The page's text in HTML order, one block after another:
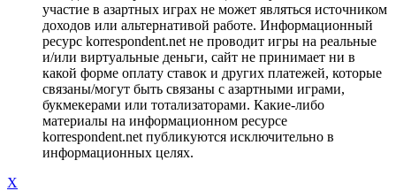
участие в азартных играх не может являться источником
доходов или альтернативой работе. Информационный
ресурс korrespondent.net не проводит игры на реальные
и/или виртуальные деньги, сайт не принимает ни в
какой форме оплату ставок и других платежей, которые
связаны/могут быть связаны с азартными играми,
букмекерами или тотализаторами. Какие-либо
материалы на информационном ресурсе
korrespondent.net публикуются исключительно в
информационных целях.
X